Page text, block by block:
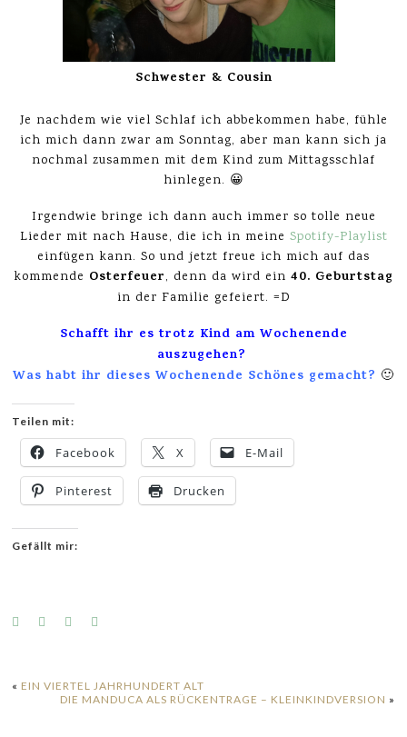
Schwester & Cousin
Je nachdem wie viel Schlaf ich abbekommen habe, fühle
ich mich dann zwar am Sonntag, aber man kann sich ja
nochmal zusammen mit dem Kind zum Mittagsschlaf
hinlegen. 😀
Irgendwie bringe ich dann auch immer so tolle neue
Lieder mit nach Hause, die ich in meine Spotify-Playlist
einfügen kann. So und jetzt freue ich mich auf das
kommende Osterfeuer, denn da wird ein 40. Geburtstag
in der Familie gefeiert. =D
Schafft ihr es trotz Kind am Wochenende
auszugehen?
Was habt ihr dieses Wochenende Schönes gemacht? 🙂
Teilen mit:
Facebook X E-Mail
Pinterest Drucken
Gefällt mir:
« EIN VIERTEL JAHRHUNDERT ALT
DIE MANDUCA ALS RÜCKENTRAGE – KLEINKINDVERSION »